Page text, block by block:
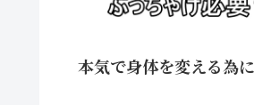
本気で身体を変える為